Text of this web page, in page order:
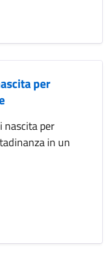
per
nascita per
in un